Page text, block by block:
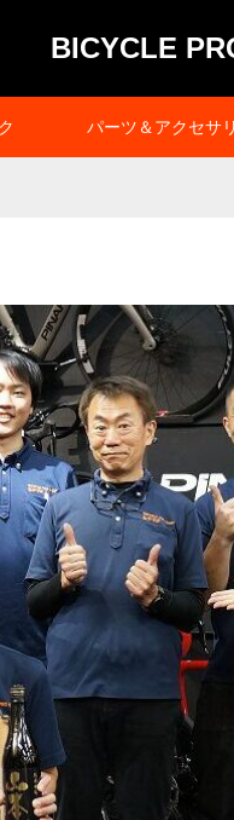
BICYCLE
パーツ＆アクセサ